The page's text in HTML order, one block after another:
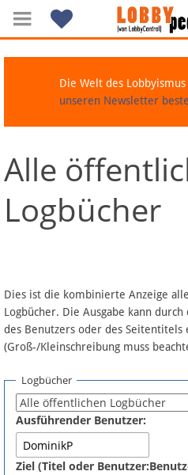
Navigation
Über Lobbypedia
Artikel nach Kategorien
FAQ
Fördermitglied werden
Fehler melden
Die Welt des
unseren Newsletter
Alle
Logbücher
Dies ist die kombinierte Anzeige
Logbücher. Die Ausgabe kann
des Benutzers oder des Seitentitels
(Groß-/Kleinschreibung muss
Logbücher
Ausführender Benutzer:
Ziel (Titel oder